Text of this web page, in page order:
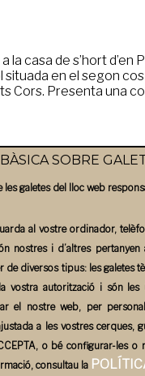
casa de s’hort
situada en el segon
Cors. Presenta una
Àrees
SOBRE
galetes del lloc web
al vostre ordinador,
nostres i d’altres
diversos tipus: les galetes
vostra autorització i són
el nostre web, per
a les vostres cerques,
, o bé configurar-les o
consultau la